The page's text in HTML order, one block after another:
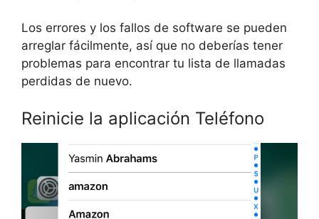
Los errores y los fallos de software se pueden
arreglar fácilmente, así que no deberías tener
problemas para encontrar tu lista de llamadas
perdidas de nuevo.
Reinicie la aplicación Teléfono